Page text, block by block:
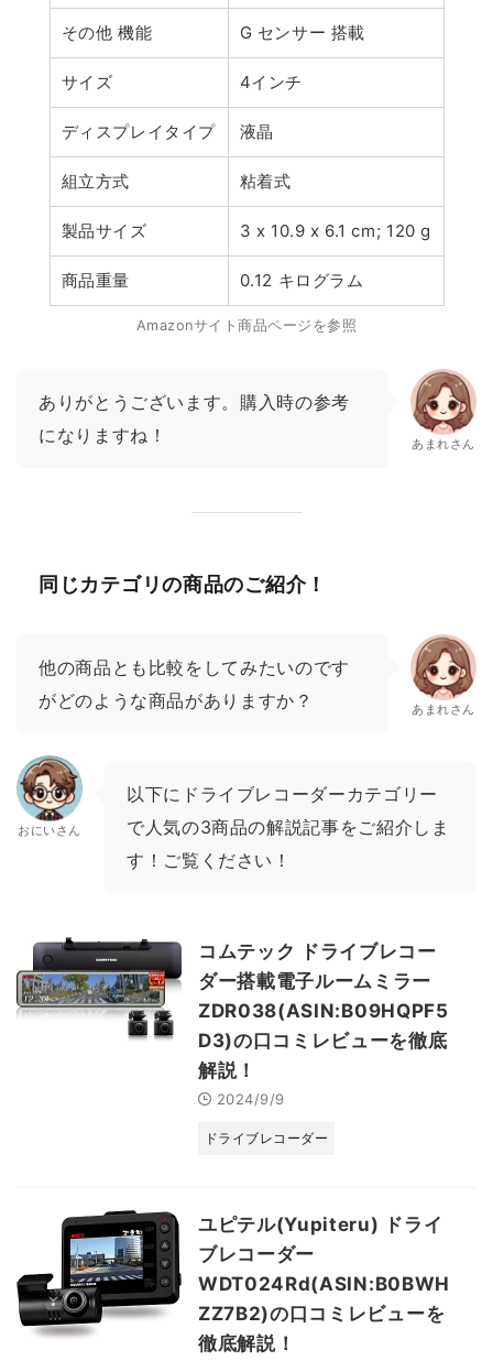
その他 機能 G センサー 搭載
サイズ 4インチ
ディスプレイタイプ 液晶
組立方式 粘着式
製品サイズ 3 x 10.9 x 6.1 cm; 120 g
商品重量 0.12 キログラム
Amazonサイト商品ページを参照
ありがとうございます。購入時の参考
になりますね！
あまれさん
同じカテゴリの商品のご紹介！
他の商品とも比較をしてみたいのです
がどのような商品がありますか？
あまれさん
おにいさん
以下にドライブレコーダーカテゴリー
で人気の3商品の解説記事をご紹介しま
す！ご覧ください！
コムテック ドライブレコー
ダー搭載電子ルームミラー
ZDR038(ASIN:B09HQPF5
D3)の口コミレビューを徹底
解説！
2024/9/9
ドライブレコーダー
ユピテル(Yupiteru) ドライ
ブレコーダー
WDT024Rd(ASIN:B0BWH
ZZ7B2)の口コミレビューを
徹底解説！